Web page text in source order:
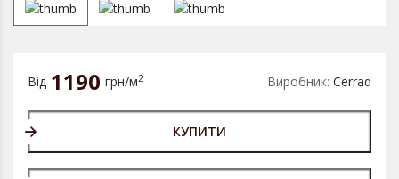
Від 1190 грн/м2 Виробник: Cerrad
КУПИТИ